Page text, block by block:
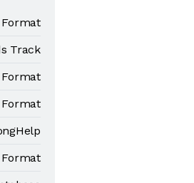
Format
Track
Format
Format
Format